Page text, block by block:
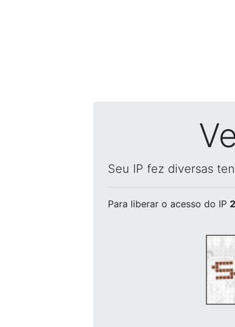
Seu IP fez diversas
Para liberar o acesso do IP